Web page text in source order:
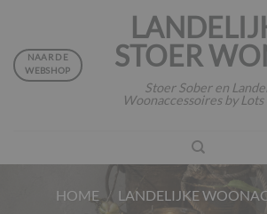
inhoud
STOER
Stoer Sober en
Woonaccessoires by
NAAR DE
WEBSHOP
HOME / LANDELIJKE